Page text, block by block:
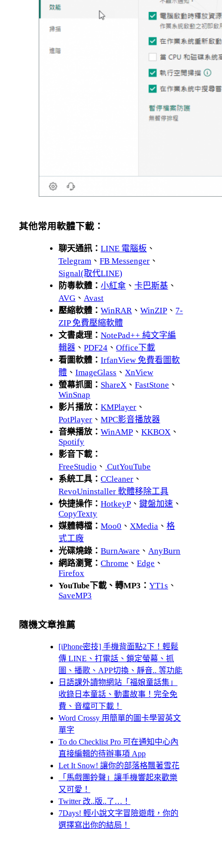
其他常用軟體下載：
聊天通訊：LINE 電腦板 、
Telegram 、FB Messenger 、
Signal(取代LINE)
防毒軟體：小紅傘 、卡巴斯基 、
AVG 、 Avast
壓縮軟體：WinRAR 、WinZIP 、 7-
ZIP 免費壓縮軟體
文書處理：NotePad++ 純文字編
輯器 、PDF24 、Office下載
看圖軟體：IrfanView 免費看圖軟
體 、ImageGlass 、 XnView
螢幕抓圖： ShareX 、FastStone 、
WinSnap
影片播放：KMPlayer 、
PotPlayer 、MPC影音播放器
音樂播放：WinAMP 、KKBOX 、
Spotify
影音下載：
FreeStudio 、 CutYouTube
系統工具：CCleaner 、
RevoUninstaller 軟體移除工具
快捷操作：HotkeyP 、鍵盤加速 、
CopyTexty
媒體轉檔：Moo0 、 XMedia 、格
式工廠
光碟燒錄：BurnAware 、 AnyBurn
網路瀏覽：Chrome 、Edge 、
Firefox
YouTube下載、轉MP3：YT1s 、
SaveMP3
隨機文章推薦
[iPhone密技] 手機背面點2下！輕鬆
傳 LINE、打電話、鎖定螢幕、抓
圖、播歌、APP切換、靜音.. 等功能
日語課外讀物網站「福娘童話集」
收錄日本童話、動畫故事！完全免
費、音檔可下載！
Word Crossy 用簡單的圖卡學習英文
單字
To do Checklist Pro 可在通知中心內
直接編輯的待辦事項 App
Let It Snow! 讓你的部落格飄著雪花
「馬戲團鈴聲」讓手機響起來歡樂
又可愛！
Twitter 改..版..了…！
7Days! 輕小說文字冒險遊戲，你的
選擇寫出你的結局！